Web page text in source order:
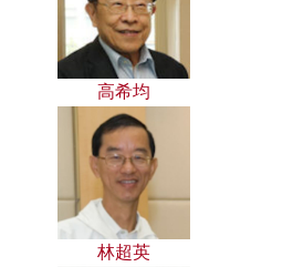
高希均
林超英